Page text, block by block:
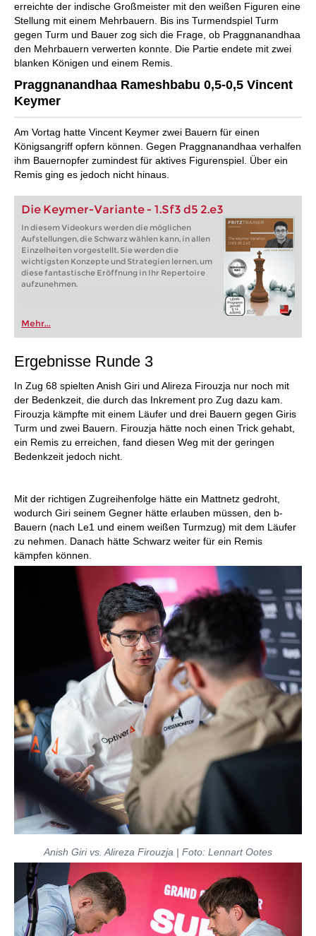
erreichte der indische Großmeister mit den weißen Figuren eine
Stellung mit einem Mehrbauern. Bis ins Turmendspiel Turm
gegen Turm und Bauer zog sich die Frage, ob Praggnanandhaa
den Mehrbauern verwerten konnte. Die Partie endete mit zwei
blanken Königen und einem Remis.
Praggnanandhaa Rameshbabu 0,5-0,5 Vincent
Keymer
Am Vortag hatte Vincent Keymer zwei Bauern für einen
Königsangriff opfern können. Gegen Praggnanandhaa verhalfen
ihm Bauernopfer zumindest für aktives Figurenspiel. Über ein
Remis ging es jedoch nicht hinaus.
Die Keymer-Variante - 1.Sf3 d5 2.e3
In diesem Videokurs werden die möglichen
Aufstellungen, die Schwarz wählen kann, in allen
Einzelheiten vorgestellt. Sie werden die
wichtigsten Konzepte und Strategien lernen, um
diese fantastische Eröffnung in Ihr Repertoire
aufzunehmen.
Mehr...
Ergebnisse Runde 3
In Zug 68 spielten Anish Giri und Alireza Firouzja nur noch mit
der Bedenkzeit, die durch das Inkrement pro Zug dazu kam.
Firouzja kämpfte mit einem Läufer und drei Bauern gegen Giris
Turm und zwei Bauern. Firouzja hätte noch einen Trick gehabt,
ein Remis zu erreichen, fand diesen Weg mit der geringen
Bedenkzeit jedoch nicht.
Mit der richtigen Zugreihenfolge hätte ein Mattnetz gedroht,
wodurch Giri seinem Gegner hätte erlauben müssen, den b-
Bauern (nach Le1 und einem weißen Turmzug) mit dem Läufer
zu nehmen. Danach hätte Schwarz weiter für ein Remis
kämpfen können.
Anish Giri vs. Alireza Firouzja | Foto: Lennart Ootes